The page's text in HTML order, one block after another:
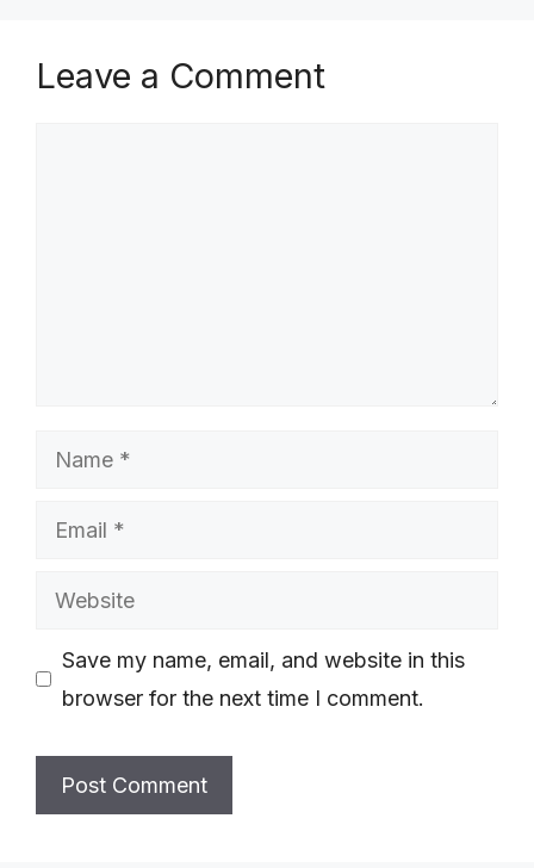
Leave a Comment
Name
Email
Website
Save my name, email, and website in this
browser for the next time I comment.